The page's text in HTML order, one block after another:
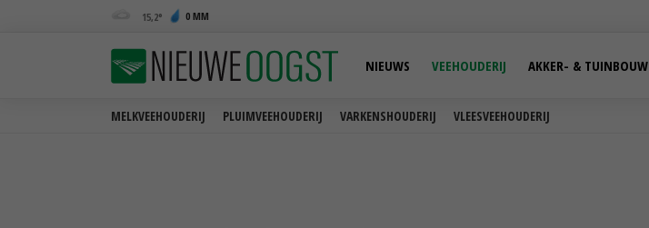
15,2 0 MM
MELKVEEHOUDERIJ PLUIMVEEHOUDERIJ VARKENSHOUDERIJ VLEESVEEHOUDERIJ
NIEUWS VEEHOUDERIJ AKKER- & TUINBOUW